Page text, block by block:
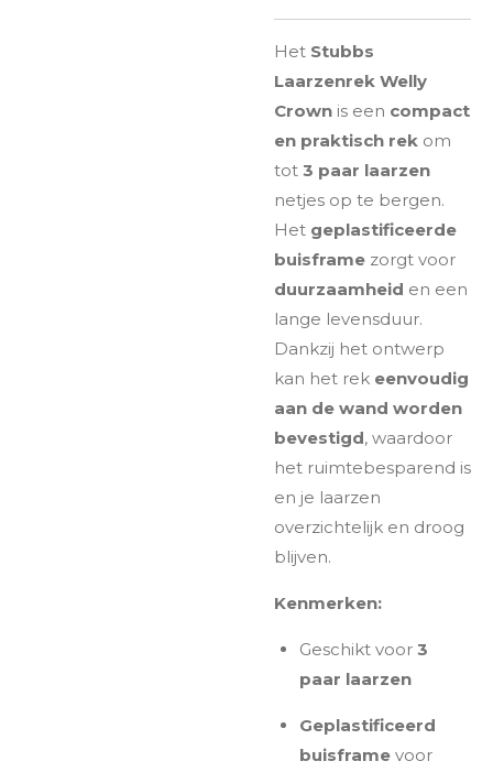
Het Stubbs
Laarzenrek Welly
Crown is een compact
en praktisch rek om
tot 3 paar laarzen
netjes op te bergen.
Het geplastificeerde
buisframe zorgt voor
duurzaamheid en een
lange levensduur.
Dankzij het ontwerp
kan het rek eenvoudig
aan de wand worden
bevestigd, waardoor
het ruimtebesparend is
en je laarzen
overzichtelijk en droog
blijven.
Kenmerken:
Geschikt voor 3
paar laarzen
Geplastificeerd
buisframevoor